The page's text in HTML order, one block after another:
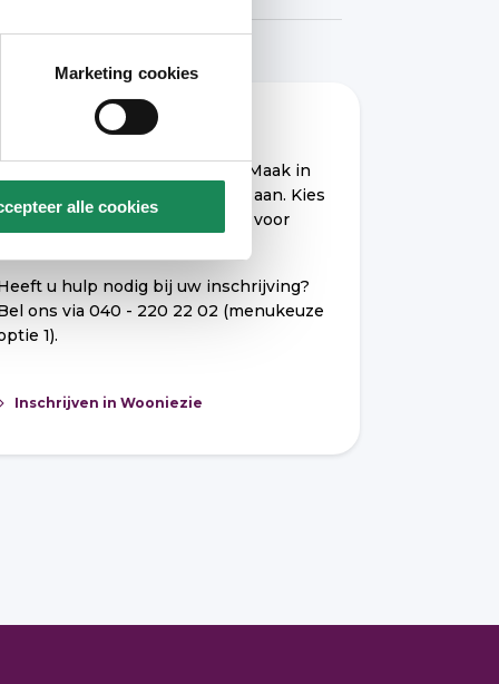
Marketing cookies
alle cookies
Wilt u hier graag wonen?
. Maak in
MijnWooniezie een zoekprofiel aan. Kies
uw zoekprofiel in ieder geval voor
u hulp nodig bij uw inschrijving?
ons via 040 - 220 22 02 (menukeuze
1).
Inschrijven in Wooniezie